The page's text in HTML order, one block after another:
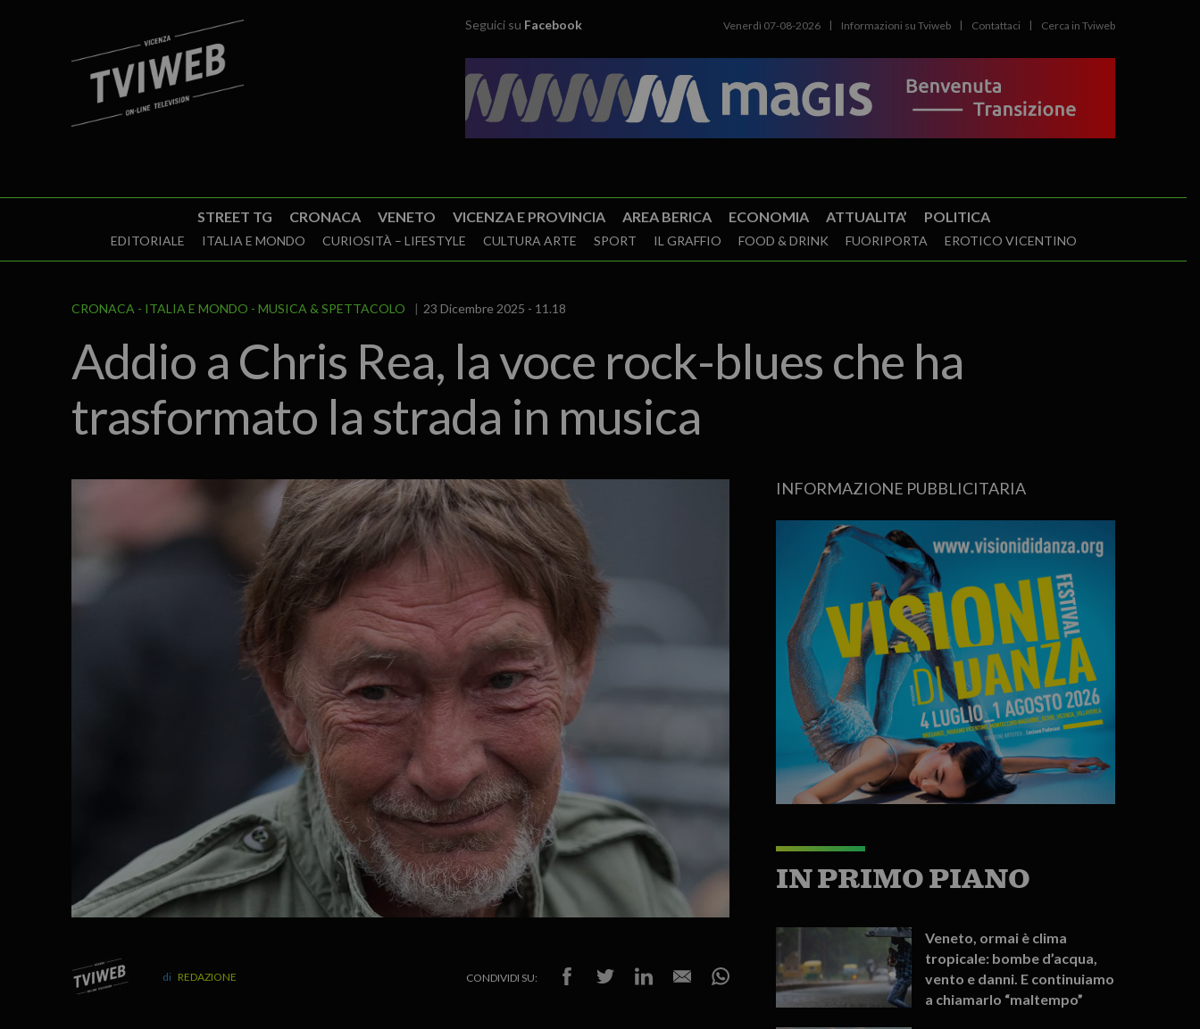
Seguici su Facebook Venerdì 07-08-2026 Informazioni su Tviweb Contattaci Cerca in Tviweb
STREET TG CRONACA VENETO VICENZA E PROVINCIA AREA BERICA ECONOMIA ATTUALITA’ POLITICA
EDITORIALE ITALIA E MONDO CURIOSITÀ – LIFESTYLE CULTURA ARTE SPORT IL GRAFFIO FOOD & DRINK FUORIPORTA EROTICO VICENTINO
CRONACA ITALIA E MONDO MUSICA & SPETTACOLO 23 Dicembre 2025 - 11.18
Addio a Chris Rea, la voce rock-blues che ha
trasformato la strada in musica
REDAZIONE CONDIVIDI SU:
INFORMAZIONE PUBBLICITARIA
IN PRIMO PIANO
Veneto, ormai è clima
tropicale: bombe d’acqua,
vento e danni. E continuiamo
a chiamarlo “maltempo”